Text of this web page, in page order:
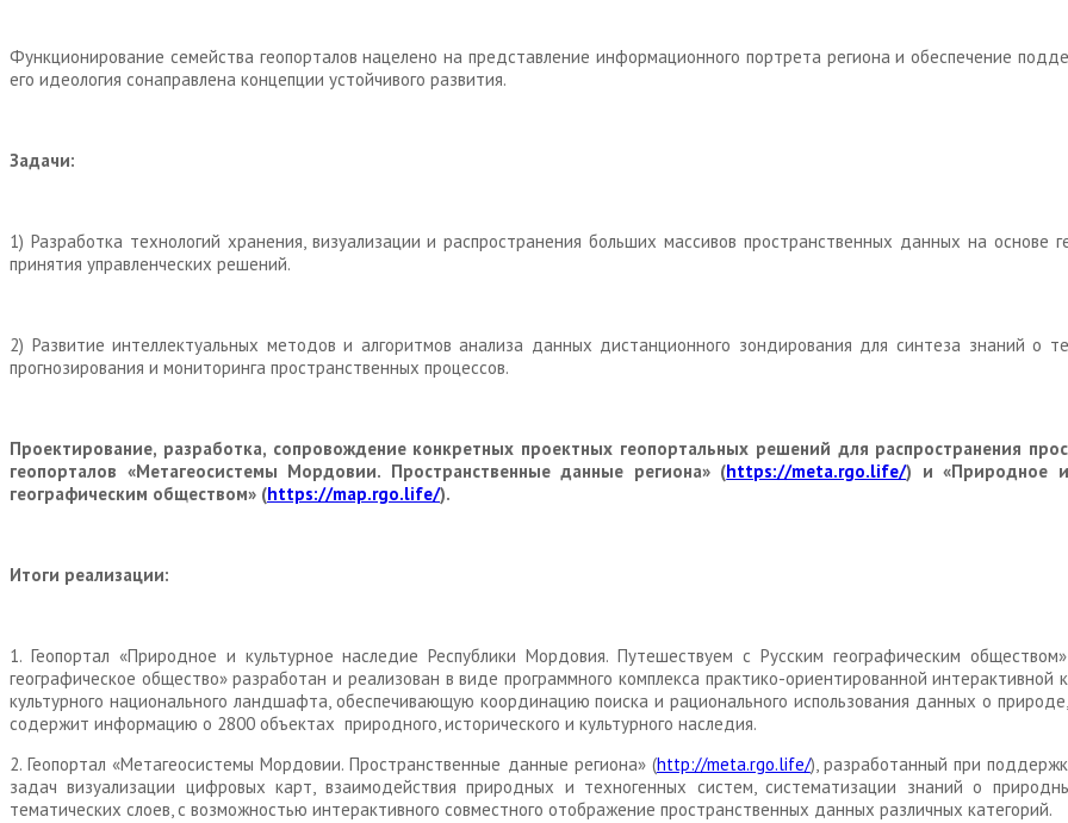
Функционирование семейства геопорталов нацелено на представление информационного портрета региона и обеспечение
его идеология сонаправлена концепции устойчивого развития.
Задачи:
1) Разработка технологий хранения, визуализации и распространения больших массивов пространственных данных на
принятия управленческих решений.
2) Развитие интеллектуальных методов и алгоритмов анализа данных дистанционного зондирования для синтеза знаний о
прогнозирования и мониторинга пространственных процессов.
Проектирование, разработка, сопровождение конкретных проектных геопортальных решений для распространения
геопорталов «Метагеосистемы Мордовии. Пространственные данные региона» (https://meta.rgo.life/) и «Природное и
географическим обществом» (https://map.rgo.life/).
Итоги реализации:
1. Геопортал «Природное и культурное наследие Республики Мордовия. Путешествуем с Русским географическим
географическое общество» разработан и реализован в виде программного комплекса практико-ориентированной
культурного национального ландшафта, обеспечивающую координацию поиска и рационального использования данных о
содержит информацию о 2800 объектах природного, исторического и культурного наследия.
2. Геопортал «Метагеосистемы Мордовии. Пространственные данные региона» (http://meta.rgo.life/), разработанный при
задач визуализации цифровых карт, взаимодействия природных и техногенных систем, систематизации знаний о
тематических слоев, с возможностью интерактивного совместного отображение пространственных данных различных категорий.